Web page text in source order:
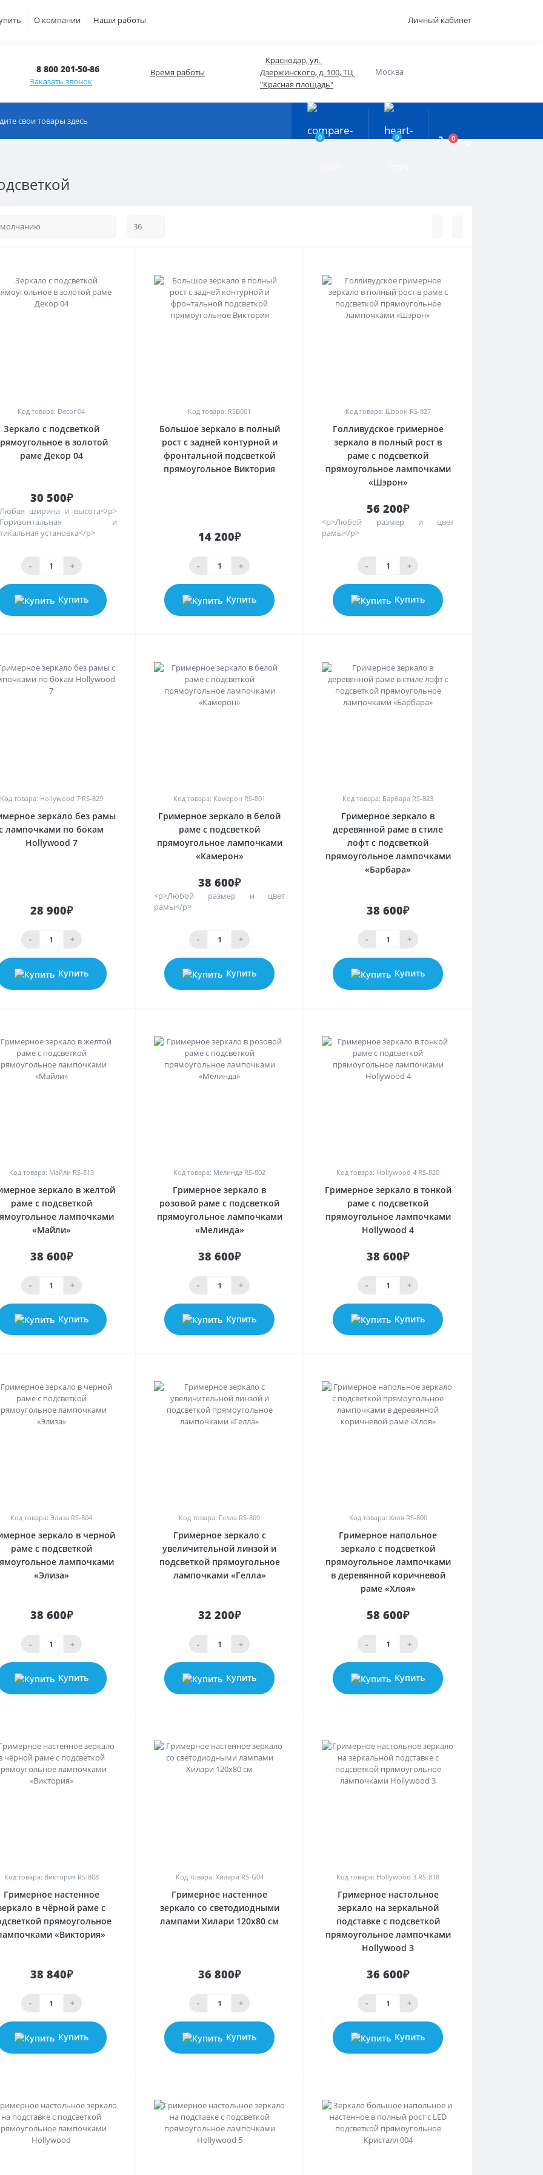
О компании Наши работы Личный кабинет
8 800 201-50-86
Заказать звонок
Время работы
Краснодар, ул.
Дзержинского, д. 100, ТЦ
"Красная площадь"
Москва
0 0 0
Код товара: Decor 04
Зеркало с подсветкой
в золотой
раме Декор 04
30 500₽
ширина и высота</p>
и
установка</p>
- +
Купить
Код товара: RSB001
Большое зеркало в полный
рост с задней контурной и
фронтальной подсветкой
прямоугольное Виктория
14 200₽
- +
Купить
Код товара: Шэрон RS-827
Голливудское гримерное
зеркало в полный рост в
раме с подсветкой
прямоугольное лампочками
«Шэрон»
56 200₽
<p>Любой размер и цвет
рамы</p>
- +
Купить
Код товара: Hollywood 7 RS-829
зеркало без рамы
лампочками по бокам
Hollywood 7
28 900₽
- +
Купить
Код товара: Камерон RS-801
Гримерное зеркало в белой
раме с подсветкой
прямоугольное лампочками
«Камерон»
38 600₽
<p>Любой размер и цвет
рамы</p>
- +
Купить
Код товара: Барбара RS-823
Гримерное зеркало в
деревянной раме в стиле
лофт с подсветкой
прямоугольное лампочками
«Барбара»
38 600₽
- +
Купить
Код товара: Майли RS-813
зеркало в желтой
раме с подсветкой
лампочками
«Майли»
38 600₽
- +
Купить
Код товара: Мелинда RS-802
Гримерное зеркало в
розовой раме с подсветкой
прямоугольное лампочками
«Мелинда»
38 600₽
- +
Купить
Код товара: Hollywood 4 RS-820
Гримерное зеркало в тонкой
раме с подсветкой
прямоугольное лампочками
Hollywood 4
38 600₽
- +
Купить
Код товара: Элиза RS-804
зеркало в черной
раме с подсветкой
лампочками
«Элиза»
38 600₽
- +
Купить
Код товара: Гелла RS-809
Гримерное зеркало с
увеличительной линзой и
подсветкой прямоугольное
лампочками «Гелла»
32 200₽
- +
Купить
Код товара: Хлоя RS-800
Гримерное напольное
зеркало с подсветкой
прямоугольное лампочками
в деревянной коричневой
раме «Хлоя»
58 600₽
- +
Купить
Код товара: Виктория RS-808
Гримерное настенное
в чёрной раме с
прямоугольное
«Виктория»
38 840₽
- +
Купить
Код товара: Хилари RS-G04
Гримерное настенное
зеркало со светодиодными
лампами Хилари 120х80 см
36 800₽
- +
Купить
Код товара: Hollywood 3 RS-818
Гримерное настольное
зеркало на зеркальной
подставке с подсветкой
прямоугольное лампочками
Hollywood 3
36 600₽
- +
Купить